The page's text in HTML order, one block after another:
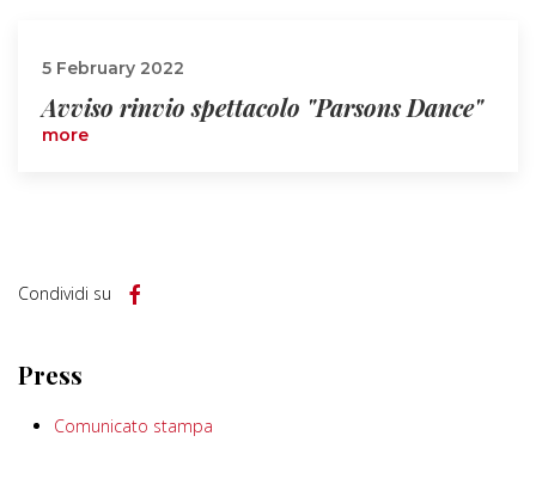
5 February 2022
Avviso rinvio spettacolo "Parsons Dance"
more
Condividi su
Press
Comunicato stampa